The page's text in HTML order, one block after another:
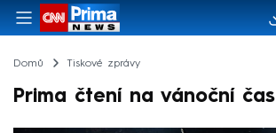
Domů Tiskové zprávy
Prima čtení na vánoční čas